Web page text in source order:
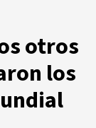
otros
los